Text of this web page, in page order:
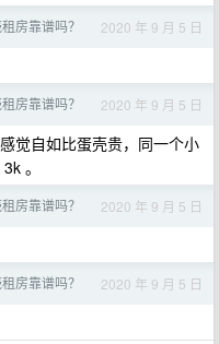
房靠谱吗？ 2020 年 9 月 5 日
房靠谱吗？ 2020 年 9 月 5 日
觉自如比蛋壳贵，同一个小
。
房靠谱吗？ 2020 年 9 月 5 日
房靠谱吗？ 2020 年 9 月 5 日